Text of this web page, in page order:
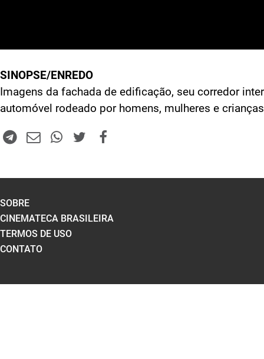
SINOPSE/ENREDO
Imagens da fachada de edificação, seu corredor
automóvel rodeado por homens, mulheres e crianças
SOBRE
CINEMATECA BRASILEIRA
TERMOS DE USO
CONTATO